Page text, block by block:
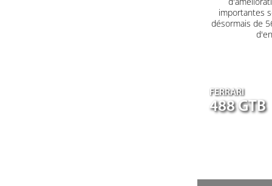
importantes
désormais de
FERRARI
488 GTB